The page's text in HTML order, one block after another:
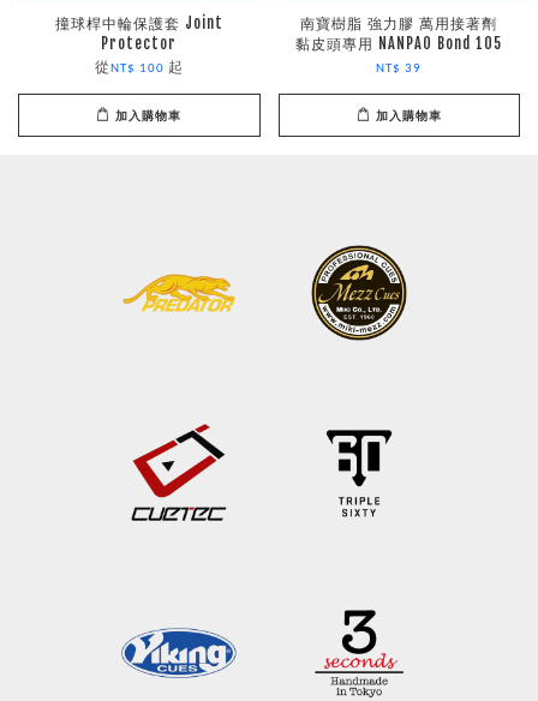
撞球桿中輪保護套 Joint
Protector
從 NT$ 100 起
加入購物車
南寶樹脂 強力膠 萬用接著劑
黏皮頭專用 NANPAO Bond 105
NT$ 39
加入購物車